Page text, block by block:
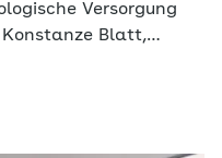
Versorgung
Blatt,
bislang nicht